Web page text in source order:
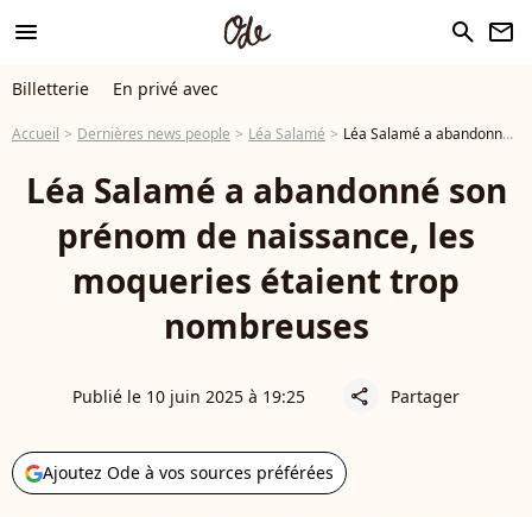
menu search newsletter
Billetterie En privé avec
Accueil Dernières news people Léa Salamé Léa Salamé a abandonné son prénom de naissance, les moqueries étaient trop nombreuses
Léa Salamé a abandonné son
prénom de naissance, les
moqueries étaient trop
nombreuses
Publié le 10 juin 2025 à 19:25 share Partager
Ajoutez Ode à vos sources préférées